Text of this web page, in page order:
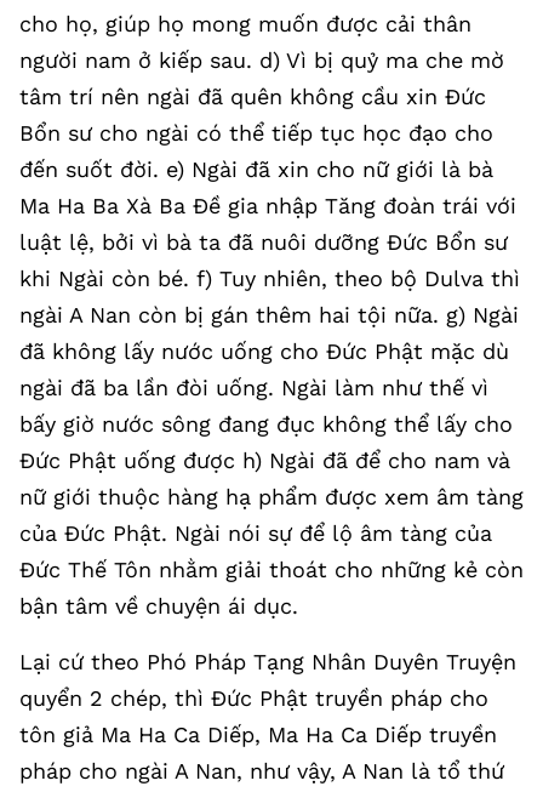
cho họ, giúp họ mong muốn được cải thân
người nam ở kiếp sau. d) Vì bị quỷ ma che mờ
tâm trí nên ngài đã quên không cầu xin Đức
Bổn sư cho ngài có thể tiếp tục học đạo cho
đến suốt đời. e) Ngài đã xin cho nữ giới là bà
Ma Ha Ba Xà Ba Đề gia nhập Tăng đoàn trái với
luật lệ, bởi vì bà ta đã nuôi dưỡng Đức Bổn sư
khi Ngài còn bé. f) Tuy nhiên, theo bộ Dulva thì
ngài A Nan còn bị gán thêm hai tội nữa. g) Ngài
đã không lấy nước uống cho Đức Phật mặc dù
ngài đã ba lần đòi uống. Ngài làm như thế vì
bấy giờ nước sông đang đục không thể lấy cho
Đức Phật uống được h) Ngài đã để cho nam và
nữ giới thuộc hàng hạ phẩm được xem âm tàng
của Đức Phật. Ngài nói sự để lộ âm tàng của
Đức Thế Tôn nhằm giải thoát cho những kẻ còn
bận tâm về chuyện ái dục.
Lại cứ theo Phó Pháp Tạng Nhân Duyên Truyện
quyển 2 chép, thì Đức Phật truyền pháp cho
tôn giả Ma Ha Ca Diếp, Ma Ha Ca Diếp truyền
pháp cho ngài A Nan, như vậy, A Nan là tổ thứ